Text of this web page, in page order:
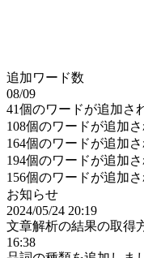
追加ワード数
08/09
41個のワードが追加さ
108個のワードが追加さ
164個のワードが追加さ
194個のワードが追加さ
156個のワードが追加さ
お知らせ
2024/05/24 20:19
文章解析の結果の取得
16:38